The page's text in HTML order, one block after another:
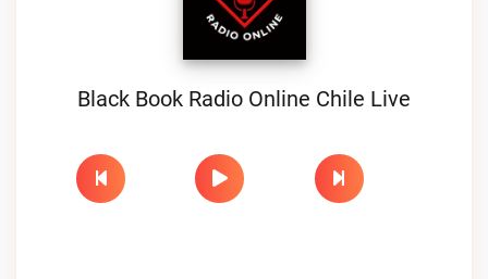
Black Book Radio Online Chile Live